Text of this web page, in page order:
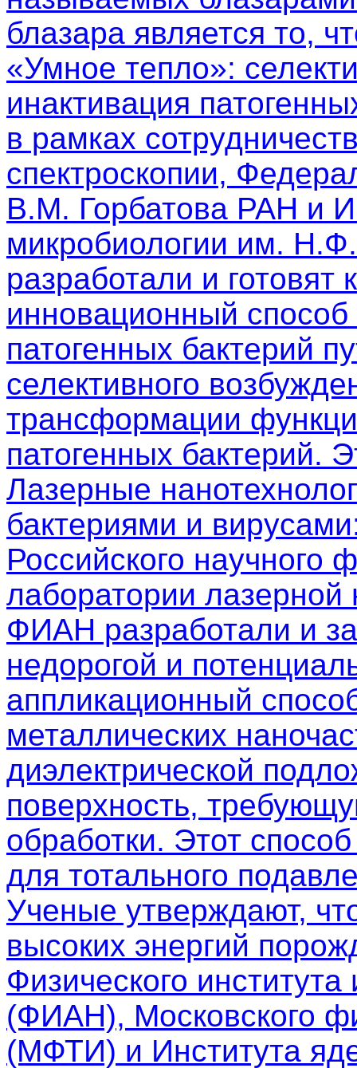
блазара является то,
«Умное тепло»:
инактивация
в рамках
спектроскопии,
В.М. Горбатова РАН и
микробиологии им.
разработали и готовят
инновационный
патогенных бактерий
селективного
трансформации
патогенных бактерий.
Лазерные
бактериями и вирусами
Российского
лаборатории
ФИАН разработали и
недорогой и
аппликационный
металлических
диэлектрической
поверхность,
обработки. Этот
для тотального
Ученые утверждают,
высоких энергий
Физического
(ФИАН), Московского
(МФТИ) и Института